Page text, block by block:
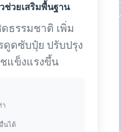
ช่วยเสริมพื้นฐาน
ธรรมชาติ เพิ่ม
ดซับปุ๋ย ปรับปรุง
แข็งแรงขึ้น
า
นได้